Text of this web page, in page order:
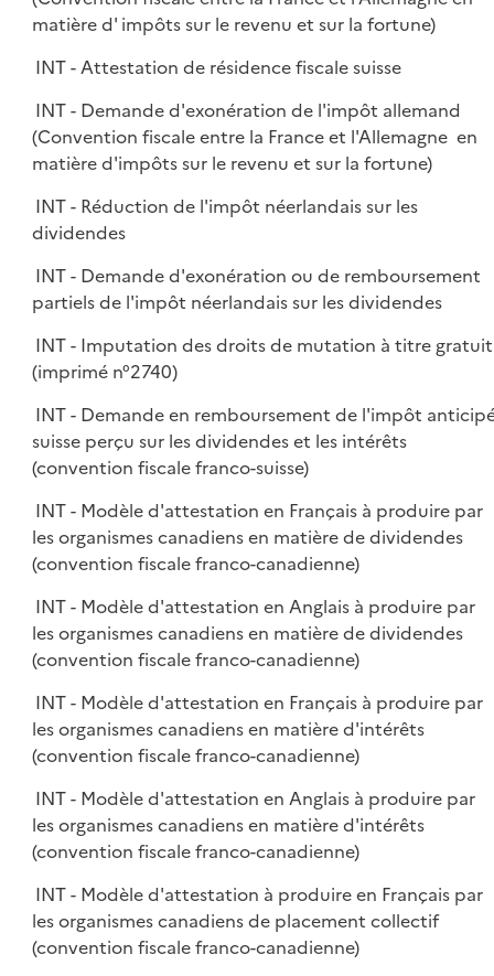
matière d' impôts sur le revenu et sur la fortune)
INT - Attestation de résidence fiscale suisse
INT - Demande d'exonération de l'impôt allemand
(Convention fiscale entre la France et l'Allemagne en
matière d'impôts sur le revenu et sur la fortune)
INT - Réduction de l'impôt néerlandais sur les
dividendes
INT - Demande d'exonération ou de remboursement
partiels de l'impôt néerlandais sur les dividendes
INT - Imputation des droits de mutation à titre gratuit
(imprimé n°2740)
INT - Demande en remboursement de l'impôt
suisse perçu sur les dividendes et les intérêts
(convention fiscale franco-suisse)
INT - Modèle d'attestation en Français à produire par
les organismes canadiens en matière de dividendes
(convention fiscale franco-canadienne)
INT - Modèle d'attestation en Anglais à produire par
les organismes canadiens en matière de dividendes
(convention fiscale franco-canadienne)
INT - Modèle d'attestation en Français à produire par
les organismes canadiens en matière d'intérêts
(convention fiscale franco-canadienne)
INT - Modèle d'attestation en Anglais à produire par
les organismes canadiens en matière d'intérêts
(convention fiscale franco-canadienne)
INT - Modèle d'attestation à produire en Français par
les organismes canadiens de placement collectif
(convention fiscale franco-canadienne)